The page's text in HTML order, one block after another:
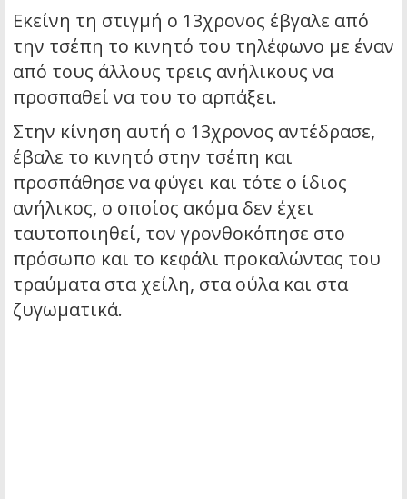
Εκείνη τη στιγμή ο 13χρονος έβγαλε από
την τσέπη το κινητό του τηλέφωνο με έναν
από τους άλλους τρεις ανήλικους να
προσπαθεί να του το αρπάξει.
Στην κίνηση αυτή ο 13χρονος αντέδρασε,
έβαλε το κινητό στην τσέπη και
προσπάθησε να φύγει και τότε ο ίδιος
ανήλικος, ο οποίος ακόμα δεν έχει
ταυτοποιηθεί, τον γρονθοκόπησε στο
πρόσωπο και το κεφάλι προκαλώντας του
τραύματα στα χείλη, στα ούλα και στα
ζυγωματικά.